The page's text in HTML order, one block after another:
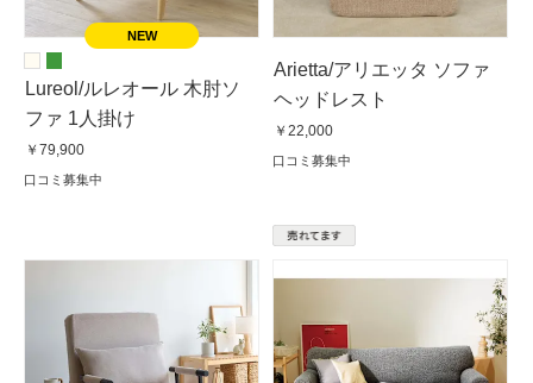
Lureol/ルレオール 木肘ソ
ファ 1人掛け
￥79,900
口コミ募集中
Arietta/アリエッタ ソファ
ヘッドレスト
￥22,000
口コミ募集中